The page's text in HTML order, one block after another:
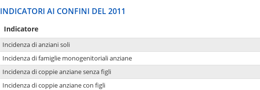
INDICATORI AI CONFINI DEL 2011
Indicatore
Incidenza di anziani soli
Incidenza di famiglie monogenitoriali anziane
Incidenza di coppie anziane senza figli
Incidenza di coppie anziane con figli